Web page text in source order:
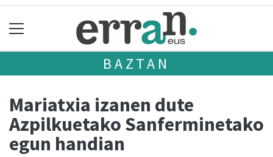
BAZTAN
Mariatxia izanen dute
Azpilkuetako Sanferminetako
egun handian